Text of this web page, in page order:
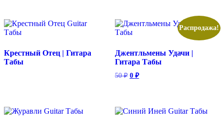
Крестный Отец | Гитара
Табы
Распродажа!
Джентльмены Удачи |
Гитара Табы
50₽ Первоначальная
0 ₽Текущая